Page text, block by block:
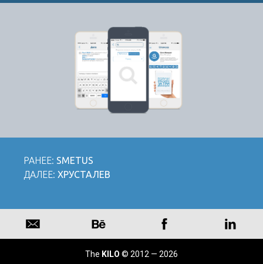
РАНЕЕ: SMETUS
ДАЛЕЕ: ХРУСТАЛЕВ
The KILO © 2012 — 2026